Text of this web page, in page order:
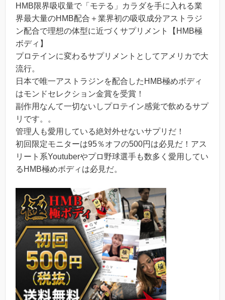
HMB限界吸収量で「モテる」カラダを手に入れる業
界最大量のHMB配合＋業界初の吸収成分アストラジ
ン配合で理想の体型に近づくサプリメント【HMB極
ボディ】
プロテインに変わるサプリメントとしてアメリカで大
流行。
日本で唯一アストラジンを配合したHMB極めボディ
はモンドセレクション金賞を受賞！
副作用なんて一切ないしプロテイン感覚で飲めるサプ
リです。。
管理人も愛用している絶対外せないサプリだ！
初回限定モニターは95％オフの500円は必見だ！アス
リート系Youtuberやプロ野球選手も数多く愛用してい
るHMB極めボディは必見だ。